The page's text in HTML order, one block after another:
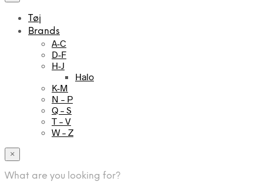
Tøj
Brands
A-C
D-F
H-J
Halo
K-M
N – P
Q – S
T – V
W – Z
×
What are you looking for?